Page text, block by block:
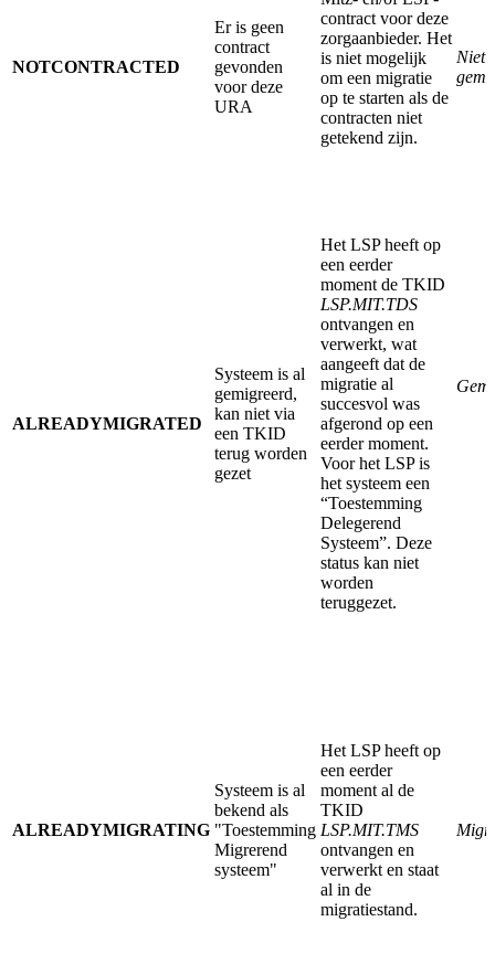
NOTCONTRACTED
Er is geen
contract
gevonden
voor deze
URA
contract voor deze
zorgaanbieder. Het
is niet mogelijk
om een migratie
op te starten als de
contracten niet
getekend zijn.
Niet
ALREADYMIGRATED
Systeem is al
gemigreerd,
kan niet via
een TKID
terug worden
gezet
Het LSP heeft op
een eerder
moment de TKID
LSP.MIT.TDS
ontvangen en
verwerkt, wat
aangeeft dat de
migratie al
succesvol was
afgerond op een
eerder moment.
Voor het LSP is
het systeem een
“Toestemming
Delegerend
Systeem”. Deze
status kan niet
worden
teruggezet.
ALREADYMIGRATING
Systeem is al
bekend als
"Toestemming
Migrerend
systeem"
Het LSP heeft op
een eerder
moment al de
TKID
LSP.MIT.TMS
ontvangen en
verwerkt en staat
al in de
migratiestand.